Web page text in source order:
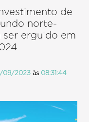
de
norte-
ser erguido em
09/2023às 08:31:44